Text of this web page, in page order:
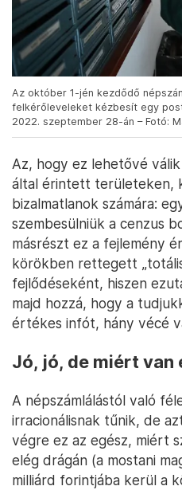
Az október 1-jén kezdődő
felkérőleveleket kézbesít egy
2022. szeptember 28-án – Fotó:
Az, hogy ez lehetővé
által érintett területeken,
bizalmatlanok számára:
szembesülniük a cenzus
másrészt ez a fejlemény
körökben rettegett
fejlődéseként, hiszen
majd hozzá, hogy a
értékes infót, hány vécé
Jó, jó, de miért van
A népszámlálástól való
irracionálisnak tűnik, de
végre ez az egész, miért
elég drágán (a mostani
milliárd forintjába kerül a